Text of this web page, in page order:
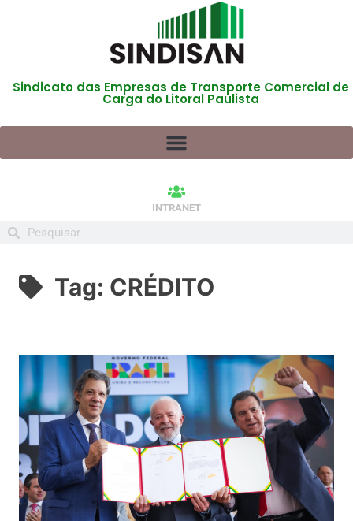
Sindicato das Empresas de Transporte Comercial de
Carga do Litoral Paulista
INTRANET
Tag: CRÉDITO